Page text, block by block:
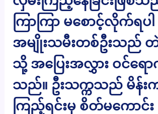
ကြာကြာ မစောင့်လိုက်ရပါ
အမျိုးသမီးတစ်ဦးသည်
သို့ အပြေးအလွှား ဝင်ရ
သည်။ ဦးသက္ကသည် မိန်း
ကြည့်ရင်းမှ စိတ်မကောင်း